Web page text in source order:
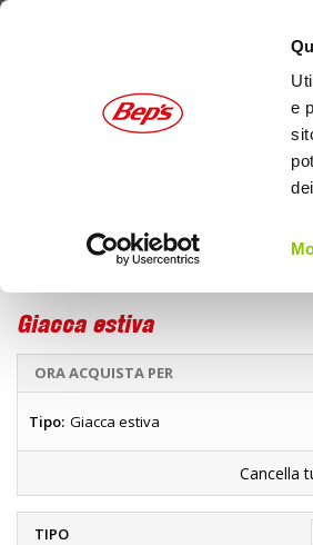
e
Giacca estiva
ORA ACQUISTA PER
Tipo Giacca estiva
Cancella
TIPO